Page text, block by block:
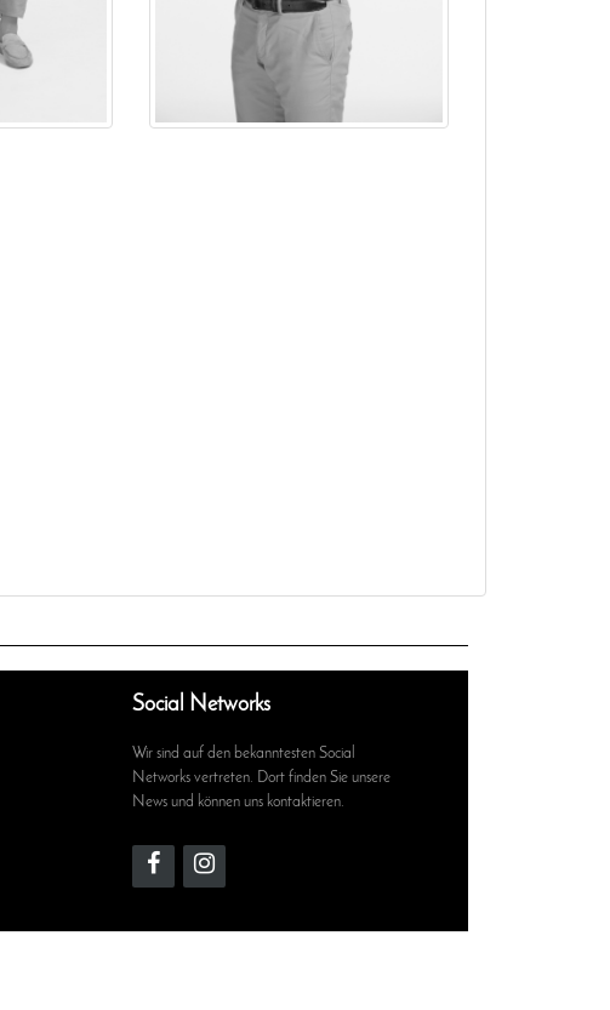
Social Networks
Wir sind auf den bekanntesten Social
Networks vertreten. Dort finden Sie unsere
News und können uns kontaktieren.